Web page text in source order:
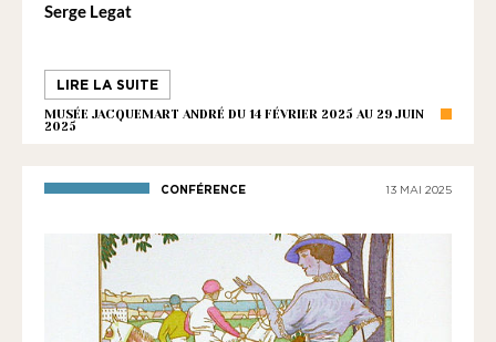
Serge Legat
LIRE LA SUITE
MUSÉE JACQUEMART ANDRÉ DU 14 FÉVRIER 2025 AU 29 JUIN
2025
CONFÉRENCE 13 MAI 2025